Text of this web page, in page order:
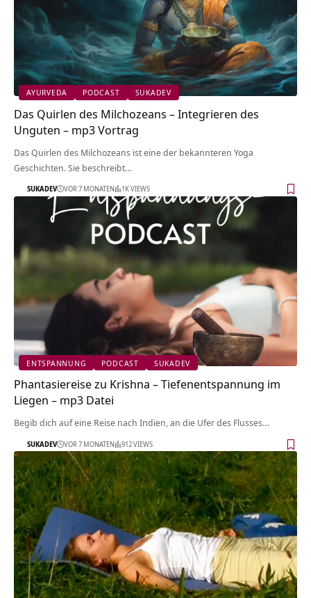
AYURVEDA PODCAST SUKADEV
Das Quirlen des Milchozeans – Integrieren des
Unguten – mp3 Vortrag
Das Quirlen des Milchozeans ist eine der bekannteren Yoga
Geschichten. Sie beschreibt…
SUKADEV VOR 7 MONATEN 1K VIEWS
ENTSPANNUNG PODCAST SUKADEV
Phantasiereise zu Krishna – Tiefenentspannung im
Liegen – mp3 Datei
Begib dich auf eine Reise nach Indien, an die Ufer des Flusses…
SUKADEV VOR 7 MONATEN 912 VIEWS